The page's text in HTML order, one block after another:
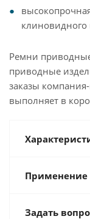
клиновидного
Ремни
приводные
заказы
выполняет в
Применение
Задать